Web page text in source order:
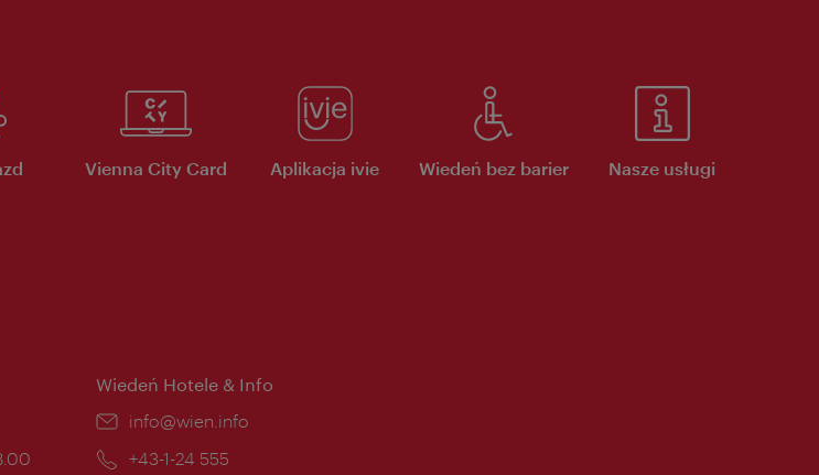
Vienna City Card Aplikacja ivie Wiedeń bez barier Nasze usługi
Wiedeń Hotele & Info
E-
info@wien.info
Telefon:
+43-1-24 555